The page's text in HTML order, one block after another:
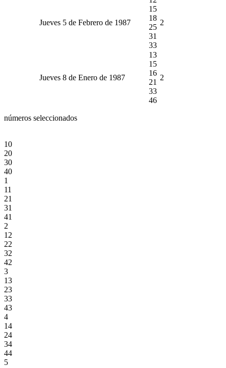
Jueves 5 de Febrero de 1987
15
18
25
31
33
2
Jueves 8 de Enero de 1987
13
15
16
21
33
46
2
números seleccionados
10
20
30
40
1
11
21
31
41
2
12
22
32
42
3
13
23
33
43
4
14
24
34
44
5